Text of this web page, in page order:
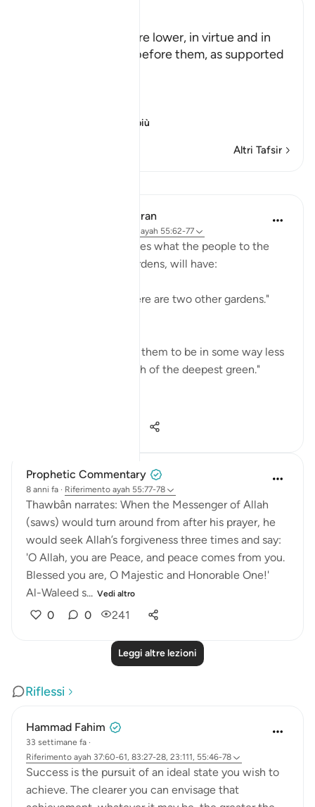
These two gardens are lower, in virtue and in
status than the two before them, as supported
Per saperne di più
Altri Tafsir
In the Shade of the Quran
ayah 55:62-77
The surah then describes what the people to the
right, also with two gardens, will have:
"Besides these two there are two other gardens."
The description shows them to be in some way less
than the first two: "Both of the deepest green."
Prophetic Commentary
8 anni fa · Riferimento ayah 55:77-78
Thawbân narrates: When the Messenger of Allah
(saws) would turn around from after his prayer, he
would seek Allah’s forgiveness three times and say:
'O Allah, you are Peace, and peace comes from you.
Blessed you are, O Majestic and Honorable One!'
Al-Waleed s... Vedi altro
0 0 241
Leggi altre lezioni
Riflessi
Hammad Fahim
33 settimane fa ·
Riferimento ayah 37:60-61, 83:27-28, 23:111, 55:46-78
Success is the pursuit of an ideal state you wish to
achieve. The clearer you can envisage that